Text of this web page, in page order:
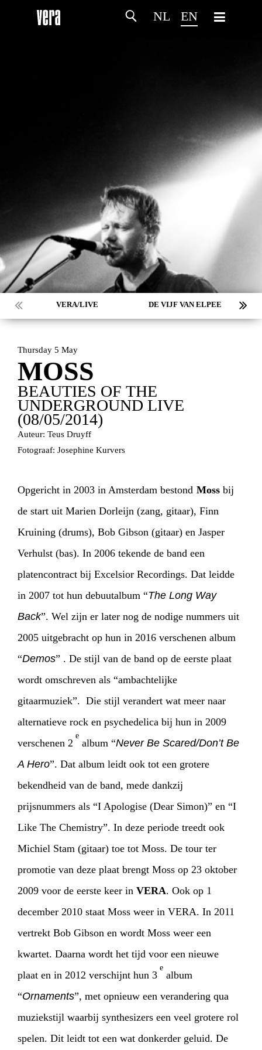
NL EN
VERA/LIVE DE VIJF VAN ELPEE
Thursday 5 May
MOSS
BEAUTIES OF THE
UNDERGROUND LIVE
(08/05/2014)
Auteur: Teus Druyff
Fotograaf: Josephine Kurvers
Opgericht in 2003 in Amsterdam bestond Moss bij
de start uit Marien Dorleijn (zang, gitaar), Finn
Kruining (drums), Bob Gibson (gitaar) en Jasper
Verhulst (bas). In 2006 tekende de band een
platencontract bij Excelsior Recordings. Dat leidde
in 2007 tot hun debuutalbum “The Long Way
Back”. Wel zijn er later nog de nodige nummers uit
2005 uitgebracht op hun in 2016 verschenen album
“Demos” . De stijl van de band op de eerste plaat
wordt omschreven als “ambachtelijke
gitaarmuziek”. Die stijl verandert wat meer naar
alternatieve rock en psychedelica bij hun in 2009
verschenen 2
e
album “Never Be Scared/Don’t Be
A Hero”. Dat album leidt ook tot een grotere
bekendheid van de band, mede dankzij
prijsnummers als “I Apologise (Dear Simon)” en “I
Like The Chemistry”. In deze periode treedt ook
Michiel Stam (gitaar) toe tot Moss. De tour ter
promotie van deze plaat brengt Moss op 23 oktober
2009 voor de eerste keer in VERA. Ook op 1
december 2010 staat Moss weer in VERA. In 2011
vertrekt Bob Gibson en wordt Moss weer een
kwartet. Daarna wordt het tijd voor een nieuwe
plaat en in 2012 verschijnt hun 3
e
album
“Ornaments”, met opnieuw een verandering qua
muziekstijl waarbij synthesizers een veel grotere rol
spelen. Dit leidt tot een wat donkerder geluid. De